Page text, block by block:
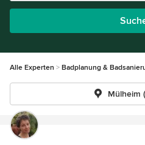
Alle Experten Badplanung &
Mülheim